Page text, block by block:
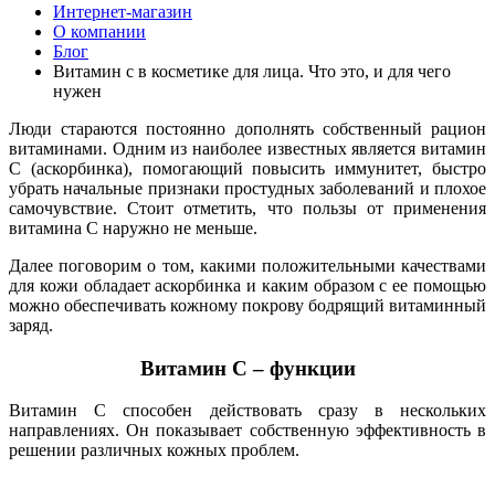
Интернет-магазин
О компании
Блог
Витамин c в косметике для лица. Что это, и для чего
нужен
Люди стараются постоянно дополнять собственный рацион
витаминами. Одним из наиболее известных является витамин
С (аскорбинка), помогающий повысить иммунитет, быстро
убрать начальные признаки простудных заболеваний и плохое
самочувствие. Стоит отметить, что пользы от применения
витамина С наружно не меньше.
Далее поговорим о том, какими положительными качествами
для кожи обладает аскорбинка и каким образом с ее помощью
можно обеспечивать кожному покрову бодрящий витаминный
заряд.
Витамин С – функции
Витамин С способен действовать сразу в нескольких
направлениях. Он показывает собственную эффективность в
решении различных кожных проблем.